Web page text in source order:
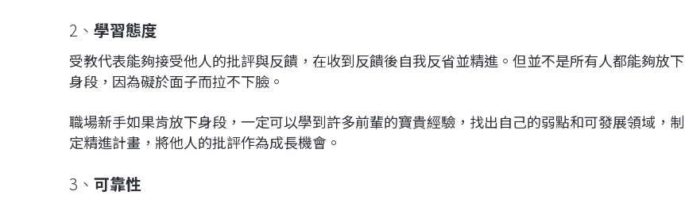
2、 學習態度
受教代表能夠接受他人的批評與反饋，在收到反饋後自我反省並精進。但並不是所有人都能夠放下
身段，因為礙於面子而拉不下臉。
職場新手如果肯放下身段，一定可以學到許多前輩的寶貴經驗，找出自己的弱點和可發展領域，制
定精進計畫，將他人的批評作為成長機會。
3、 可靠性